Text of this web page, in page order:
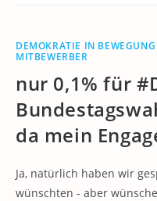
DEMOKRATIE IN BEWEGUNG
MITBEWERBER
nur 0,1% für
da mein
Ja, natürlich haben wir
wünschten - aber